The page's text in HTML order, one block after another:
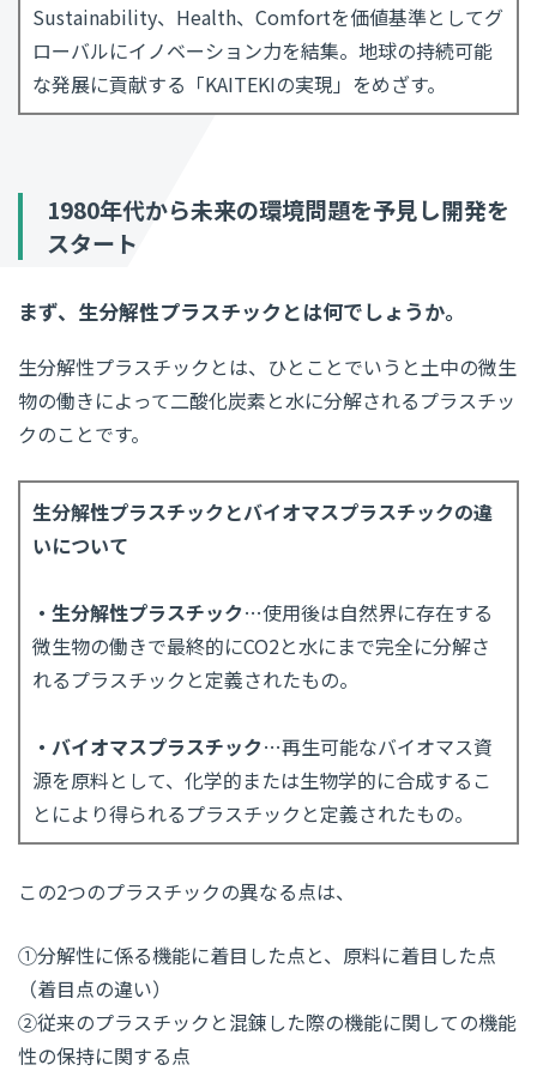
Sustainability、Health、Comfortを価値基準としてグ
ローバルにイノベーション力を結集。地球の持続可能
な発展に貢献する「KAITEKIの実現」をめざす。
1980年代から未来の環境問題を予見し開発を
スタート
まず、生分解性プラスチックとは何でしょうか。
生分解性プラスチックとは、ひとことでいうと土中の微生
物の働きによって二酸化炭素と水に分解されるプラスチッ
クのことです。
生分解性プラスチックとバイオマスプラスチックの違
いについて
・生分解性プラスチック…使用後は自然界に存在する
微生物の働きで最終的にCO2と水にまで完全に分解さ
れるプラスチックと定義されたもの。
・バイオマスプラスチック…再生可能なバイオマス資
源を原料として、化学的または生物学的に合成するこ
とにより得られるプラスチックと定義されたもの。
この2つのプラスチックの異なる点は、
①分解性に係る機能に着目した点と、原料に着目した点
（着目点の違い）
②従来のプラスチックと混錬した際の機能に関しての機能
性の保持に関する点